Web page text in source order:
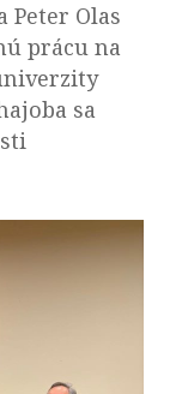
Peter Olas
prácu na
sa